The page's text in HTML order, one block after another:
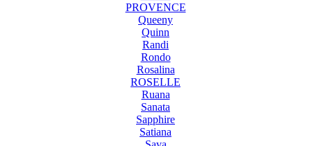
PROVENCE
Queeny
Quinn
Randi
Rondo
Rosalina
ROSELLE
Ruana
Sanata
Sapphire
Satiana